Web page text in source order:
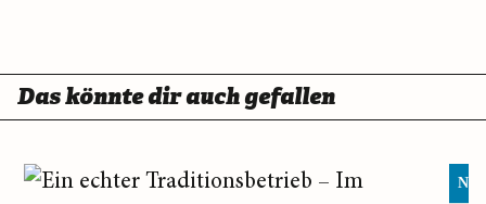
Das könnte dir auch gefallen